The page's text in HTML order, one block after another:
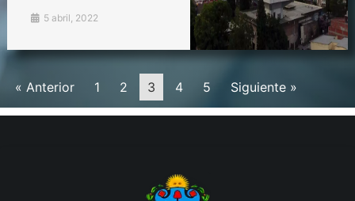
5 abril, 2022
« Anterior 1 2 3 4 5 Siguiente »